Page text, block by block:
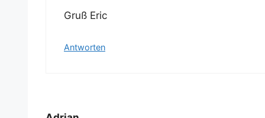
Gruß Eric
Antworten